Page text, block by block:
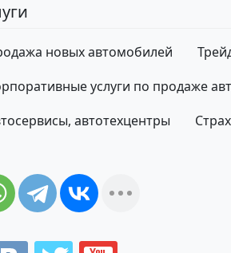
новых автомобилей
услуги по продаже
автотехцентры